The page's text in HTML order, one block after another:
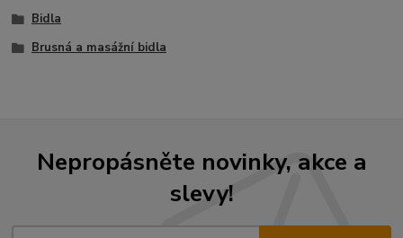
Bidla
Brusná a masážní bidla
Nepropásněte novinky, akce a
slevy!